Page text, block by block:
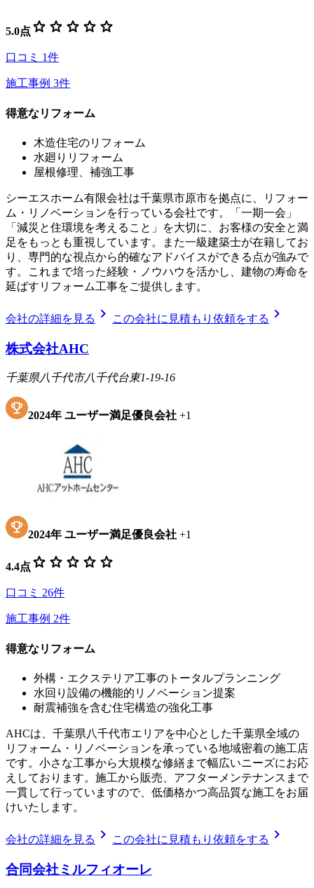
5.0点 star star star star star
口コミ 1件
施工事例 3件
得意なリフォーム
木造住宅のリフォーム
水廻りリフォーム
屋根修理、補強工事
シーエスホーム有限会社は千葉県市原市を拠点に、リフォー
ム・リノベーションを行っている会社です。「一期一会」
「減災と住環境を考えること」を大切に、お客様の安全と満
足をもっとも重視しています。また一級建築士が在籍してお
り、専門的な視点から的確なアドバイスができる点が強みで
す。これまで培った経験・ノウハウを活かし、建物の寿命を
延ばすリフォーム工事をご提供します。
会社の詳細を見る chevron_right この会社に見積もり依頼をする chevron_right
株式会社AHC
千葉県八千代市八千代台東1-19-16
2024年 ユーザー満足優良会社 +1
2024年 ユーザー満足優良会社 +1
4.4点 star star star star star
口コミ 26件
施工事例 2件
得意なリフォーム
外構・エクステリア工事のトータルプランニング
水回り設備の機能的リノベーション提案
耐震補強を含む住宅構造の強化工事
AHCは、千葉県八千代市エリアを中心とした千葉県全域の
リフォーム・リノベーションを承っている地域密着の施工店
です。小さな工事から大規模な修繕まで幅広いニーズにお応
えしております。施工から販売、アフターメンテナンスまで
一貫して行っていますので、低価格かつ高品質な施工をお届
けいたします。
会社の詳細を見る chevron_right この会社に見積もり依頼をする chevron_right
合同会社ミルフィオーレ